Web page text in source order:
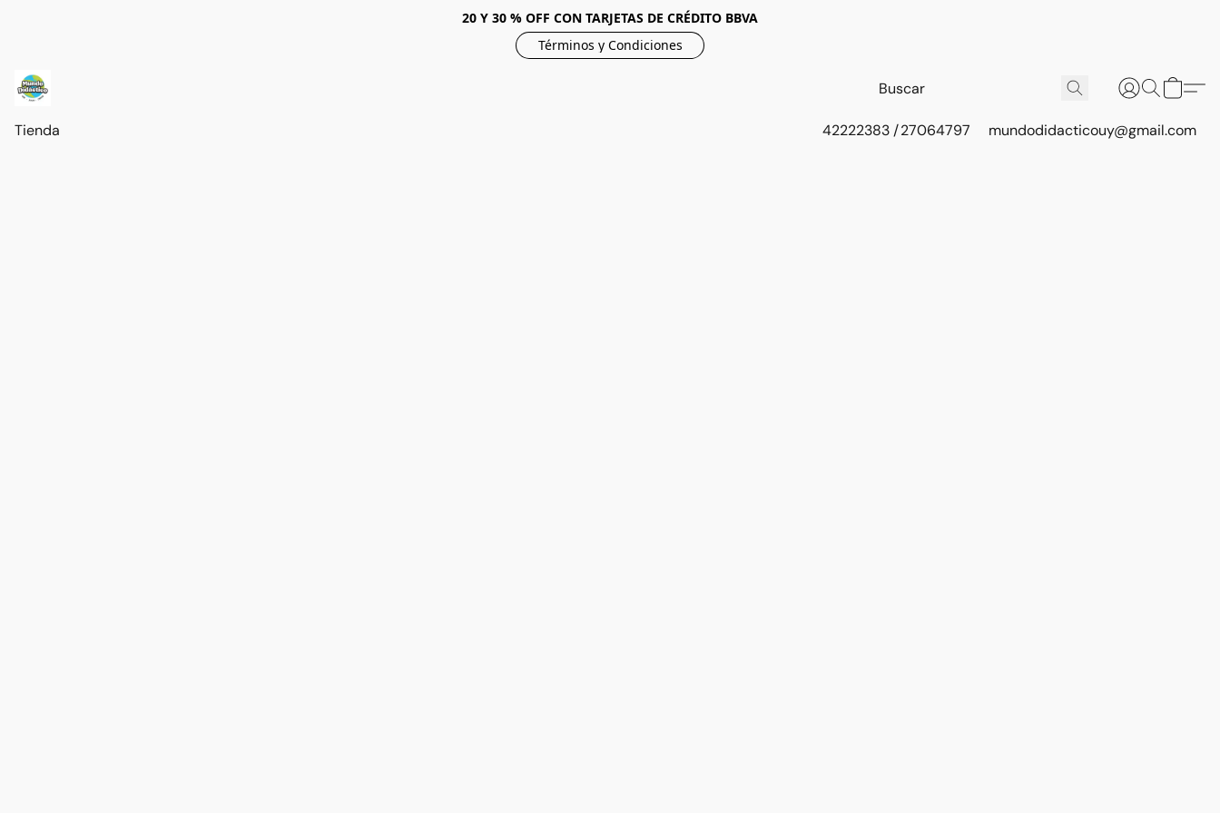
20 Y 30 % OFF CON TARJETAS DE CRÉDITO BBVA
Términos y Condiciones
Tienda 42222383 / 27064797 mundodidacticouy@gmail.com